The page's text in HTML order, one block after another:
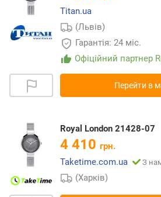
Titan.ua
(Львів)
Гарантія: 24 міс.
Офіційний партнер
Перейти в
Royal London 21428-07
4 410 грн.
Taketime.com.ua
З
(Харків)